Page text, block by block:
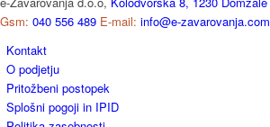
Gsm: 040 556 489 E-mail: info@e-zavarovanja.com
Kontakt
O podjetju
Pritožbeni postopek
Splošni pogoji in IPID